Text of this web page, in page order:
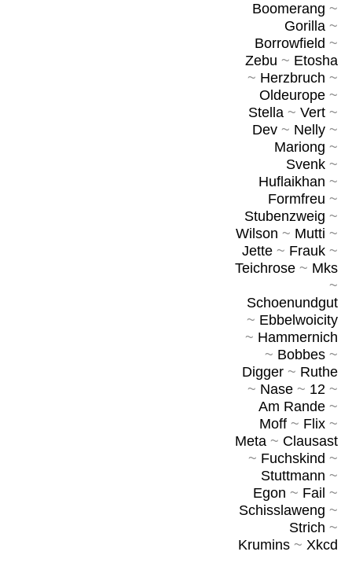
Boomerang ~
Gorilla~
Borrowfield ~
Zebu ~ Etosha
~ Herzbruch ~
Oldeurope~
Stella~ Vert~
Dev~ Nelly~
Mariong ~
Svenk~
Huflaikhan ~
Formfreu ~
Stubenzweig ~
Wilson ~ Mutti ~
Jette~ Frauk~
Teichrose~ Mks
~
Schoenundgut
~ Ebbelwoicity
~ Hammernich
~ Bobbes~
Digger~ Ruthe
~ Nase~ 12~
Am Rande~
Moff~ Flix~
Meta~ Clausast
~ Fuchskind ~
Stuttmann ~
Egon ~ Fail ~
Schisslaweng ~
Strich ~
Krumins~ Xkcd